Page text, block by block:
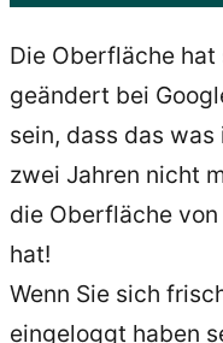
Die Oberfläche
geändert bei
sein, dass das
zwei Jahren nicht
die Oberfläche
hat!
Wenn Sie sich
eingeloggt haben